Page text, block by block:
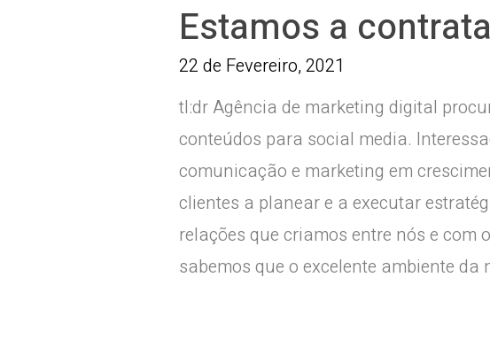
Estamos a
22 de Fevereiro, 2021
tl:dr Agência de marketing digital
conteúdos para social media.
comunicação e marketing em
clientes a planear e a executar
relações que criamos entre nós e com
sabemos que o excelente ambiente da